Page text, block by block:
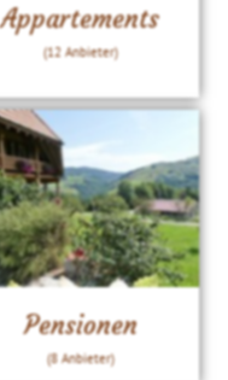
Appartements
(12 Anbieter)
Pensionen
(8 Anbieter)